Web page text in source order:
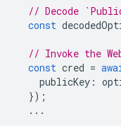
// Decode
const
// Invoke the
const cred =
publicKey :
});
...